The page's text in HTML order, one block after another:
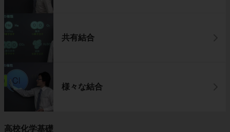
共有結合
様々な結合
高校化学基礎